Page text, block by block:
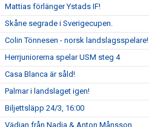
Mattias förlänger Ystads IF!
Skåne segrade i Sverigecupen.
Colin Tönnesen - norsk landslagsspelare!
Herrjuniorerna spelar USM steg 4
Casa Blanca är såld!
Palmar i landslaget igen!
Biljettsläpp 24/3, 16:00
Vädjan från Nadja & Anton Månsson